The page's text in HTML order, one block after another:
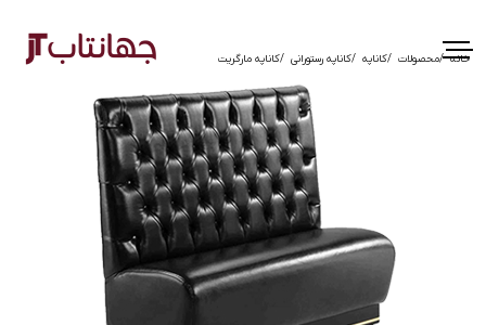
خانه محصولات کاناپه کاناپه رستورانی کاناپه مارگریت